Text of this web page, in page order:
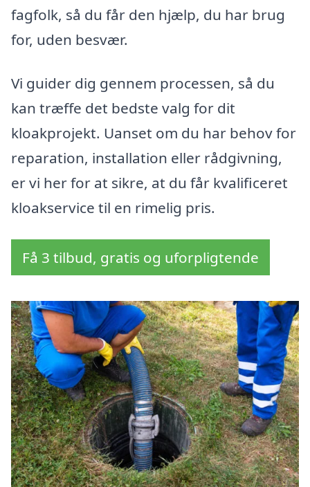
fagfolk, så du får den hjælp, du har brug
for, uden besvær.
Vi guider dig gennem processen, så du
kan træffe det bedste valg for dit
kloakprojekt. Uanset om du har behov for
reparation, installation eller rådgivning,
er vi her for at sikre, at du får kvalificeret
kloakservice til en rimelig pris.
Få 3 tilbud, gratis og uforpligtende